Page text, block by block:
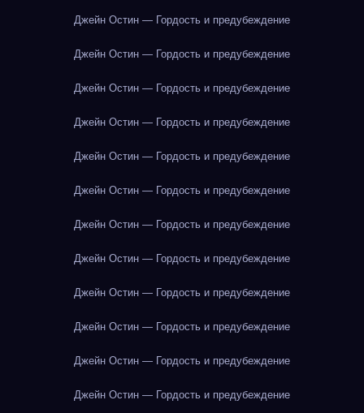
Джейн Остин — Гордость и предубеждение
Джейн Остин — Гордость и предубеждение
Джейн Остин — Гордость и предубеждение
Джейн Остин — Гордость и предубеждение
Джейн Остин — Гордость и предубеждение
Джейн Остин — Гордость и предубеждение
Джейн Остин — Гордость и предубеждение
Джейн Остин — Гордость и предубеждение
Джейн Остин — Гордость и предубеждение
Джейн Остин — Гордость и предубеждение
Джейн Остин — Гордость и предубеждение
Джейн Остин — Гордость и предубеждение